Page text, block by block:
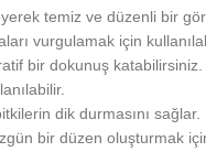
temiz ve düzenli bir
vurgulamak için
bir dokunuş katabilirsiniz.
dik durmasını sağlar.
bir düzen oluşturmak